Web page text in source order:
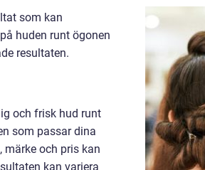
som kan
huden runt ögonen
resultaten.
och frisk hud runt
som passar dina
märke och pris kan
kan variera